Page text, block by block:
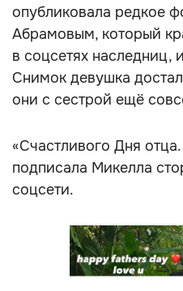
опубликовала редкое
Абрамовым, который
в соцсетях наследниц,
Снимок девушка
они с сестрой ещё
«Счастливого Дня
подписала Микелла
соцсети.